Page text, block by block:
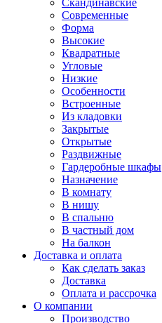
Скандинавские
Современные
Форма
Высокие
Квадратные
Угловые
Низкие
Особенности
Встроенные
Из кладовки
Закрытые
Открытые
Раздвижные
Гардеробные шкафы
Назначение
В комнату
В нишу
В спальню
В частный дом
На балкон
Доставка и оплата
Как сделать заказ
Доставка
Оплата и рассрочка
О компании
Производство